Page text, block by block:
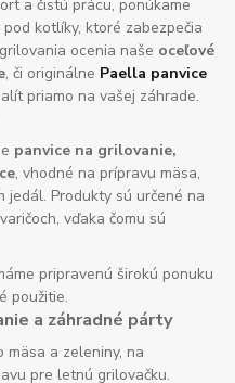
a čistú prácu, ponúkame
pod kotlíky, ktoré zabezpečia
ocenia naše oceľové
, či originálne Paella panvice
priamo na vašej záhrade.
panvice na grilovanie,
, vhodné na prípravu mäsa,
jedál. Produkty sú určené na
vďaka čomu sú
pripravenú širokú ponuku
použitie.
a záhradné párty
a zeleniny, na
pre letnú grilovačku.